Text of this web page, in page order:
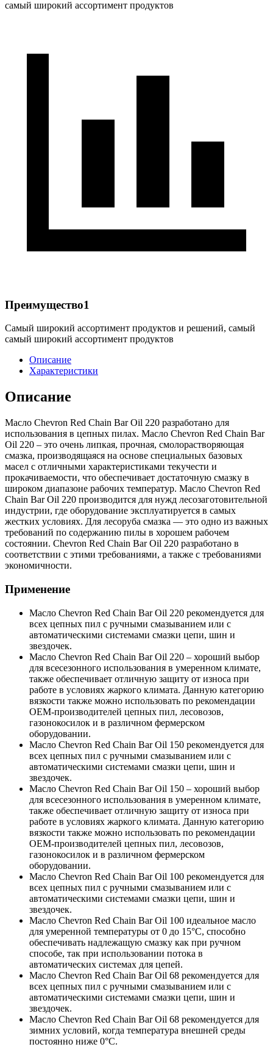
самый широкий ассортимент продуктов
Преимущество1
Самый широкий ассортимент продуктов и решений, самый
самый широкий ассортимент продуктов
Описание
Характеристики
Описание
Масло Chevron Red Chain Bar Oil 220 разработано для
использования в цепных пилах. Масло Chevron Red Chain Bar
Oil 220 – это очень липкая, прочная, смолорастворяющая
смазка, производящаяся на основе специальных базовых
масел с отличными характеристиками текучести и
прокачиваемости, что обеспечивает достаточную смазку в
широком диапазоне рабочих температур. Масло Chevron Red
Chain Bar Oil 220 производится для нужд лесозаготовительной
индустрии, где оборудование эксплуатируется в самых
жестких условиях. Для лесоруба смазка — это одно из важных
требований по содержанию пилы в хорошем рабочем
состоянии. Chevron Red Chain Bar Oil 220 разработано в
соответствии с этими требованиями, а также с требованиями
экономичности.
Применение
Масло Chevron Red Chain Bar Oil 220 рекомендуется для
всех цепных пил с ручными смазыванием или с
автоматическими системами смазки цепи, шин и
звездочек.
Масло Chevron Red Chain Bar Oil 220 – хороший выбор
для всесезонного использования в умеренном климате,
также обеспечивает отличную защиту от износа при
работе в условиях жаркого климата. Данную категорию
вязкости также можно использовать по рекомендации
OEM-производителей цепных пил, лесовозов,
газонокосилок и в различном фермерском
оборудовании.
Масло Chevron Red Chain Bar Oil 150 рекомендуется для
всех цепных пил с ручными смазыванием или с
автоматическими системами смазки цепи, шин и
звездочек.
Масло Chevron Red Chain Bar Oil 150 – хороший выбор
для всесезонного использования в умеренном климате,
также обеспечивает отличную защиту от износа при
работе в условиях жаркого климата. Данную категорию
вязкости также можно использовать по рекомендации
OEM-производителей цепных пил, лесовозов,
газонокосилок и в различном фермерском
оборудовании.
Масло Chevron Red Chain Bar Oil 100 рекомендуется для
всех цепных пил с ручными смазыванием или с
автоматическими системами смазки цепи, шин и
звездочек.
Масло Chevron Red Chain Bar Oil 100 идеальное масло
для умеренной температуры от 0 до 15°C, способно
обеспечивать надлежащую смазку как при ручном
способе, так при использовании потока в
автоматических системах для цепей.
Масло Chevron Red Chain Bar Oil 68 рекомендуется для
всех цепных пил с ручными смазыванием или с
автоматическими системами смазки цепи, шин и
звездочек.
Масло Chevron Red Chain Bar Oil 68 рекомендуется для
зимних условий, когда температура внешней среды
постоянно ниже 0°C.